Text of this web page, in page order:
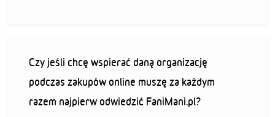
Czy jeśli chcę wspierać daną organizację
podczas zakupów online muszę za każdym
razem najpierw odwiedzić FaniMani.pl?